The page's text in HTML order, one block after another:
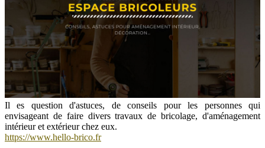
Il es question d'astuces, de conseils pour les personnes qui
envisageant de faire divers travaux de bricolage, d'aménagement
intérieur et extérieur chez eux.
https://www.hello-brico.fr